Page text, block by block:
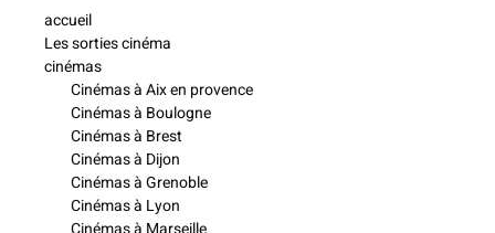
accueil
Les sorties cinéma
cinémas
Cinémas à Aix en provence
Cinémas à Boulogne
Cinémas à Brest
Cinémas à Dijon
Cinémas à Grenoble
Cinémas à Lyon